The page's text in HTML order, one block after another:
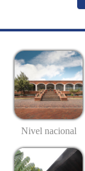
Nivel nacional